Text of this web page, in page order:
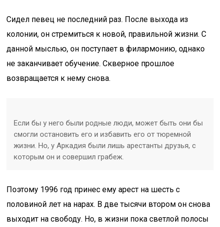
Сидел певец не последний раз. После выхода из
колонии, он стремиться к новой, правильной жизни. С
данной мыслью, он поступает в филармонию, однако
не заканчивает обучение. Скверное прошлое
возвращается к нему снова.
Если бы у него были родные люди, может быть они бы
смогли остановить его и избавить его от тюремной
жизни. Но, у Аркадия были лишь арестанты друзья, с
которым он и совершил грабеж.
Поэтому 1996 год принес ему арест на шесть с
половиной лет на нарах. В две тысячи втором он снова
выходит на свободу. Но, в жизни пока светлой полосы